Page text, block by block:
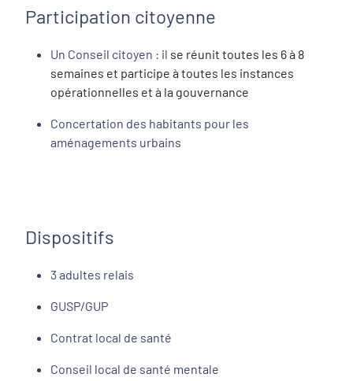
Participation citoyenne
Un Conseil citoyen : il se réunit toutes les 6 à 8
semaines et participe à toutes les instances
opérationnelles et à la gouvernance
Concertation des habitants pour les
aménagements urbains
Dispositifs
3 adultes relais
GUSP/GUP
Contrat local de santé
Conseil local de santé mentale